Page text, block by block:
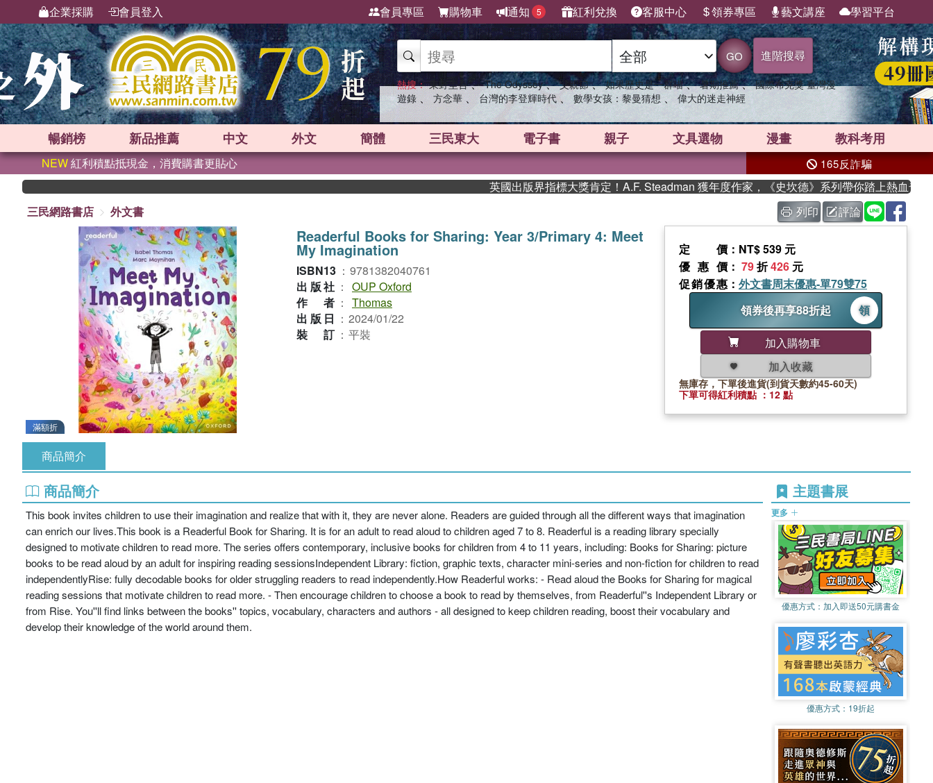
企業採購 會員登入 會員專區 購物車 通知 5 紅利兌換 客服中心 領券專區 藝文講座 學習平台
GO 進階搜尋
熱搜： 東野圭吾 、 The Odyssey 、 父親節 、 如果歷史是一群喵 、 暑期推薦 、 國際布克獎 臺灣漫
遊錄 、 方念華 、 台灣的李登輝時代 、 數學女孩：黎曼猜想 、 偉大的迷走神經
暢銷榜 新品推薦 中文 外文 簡體 三民東大 電子書 親子 文具選物 漫畫 教科考用
NEW紅利積點抵現金，消費購書更貼心 165反詐騙
英國出版界指標大獎肯定！A.F. Steadman 獲年度作家，《史坎德》系列帶你踏上熱血奇幻旅程
三民網路書店
外文書 列印 評論
滿額折
Readerful Books for Sharing: Year 3/Primary 4: Meet
My Imagination
ISBN13 ： 9781382040761
出版社 ： OUP Oxford
作者 ： Thomas
出版日 ： 2024/01/22
裝訂 ： 平裝
定價 ：NT$ 539 元
優惠價 ： 79折426 元
促銷優惠 ： 外文書周末優惠-單79雙75
領券後再享88折起
領
加入購物車
加入收藏
無庫存，下單後進貨(到貨天數約45-60天)
下單可得紅利積點 ：12 點
商品簡介
商品簡介
This book invites children to use their imagination and realize that with it, they are never alone. Readers are guided through all the different ways that imagination
can enrich our lives.This book is a Readerful Book for Sharing. It is for an adult to read aloud to children aged 7 to 8. Readerful is a reading library specially
designed to motivate children to read more. The series offers contemporary, inclusive books for children from 4 to 11 years, including: Books for Sharing: picture
books to be read aloud by an adult for inspiring reading sessionsIndependent Library: fiction, graphic texts, character mini-series and non-fiction for children to read
independentlyRise: fully decodable books for older struggling readers to read independently.How Readerful works: - Read aloud the Books for Sharing for magical
reading sessions that motivate children to read more. - Then encourage children to choose a book to read by themselves, from Readerful''s Independent Library or
from Rise. You''ll find links between the books'' topics, vocabulary, characters and authors - all designed to keep children reading, boost their vocabulary and
develop their knowledge of the world around them.
主題書展
更多
優惠方式： 加入即送50元購書金
優惠方式： 19折起